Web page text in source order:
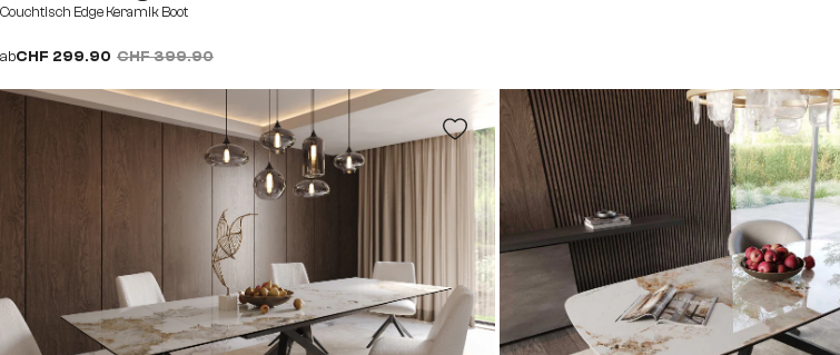
Couchtisch Edge Keramik Boot
abCHF 299.90 CHF 399.90